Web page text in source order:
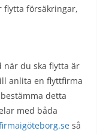
flytta försäkringar,
när du ska flytta är
anlita en flyttfirma
detta
med båda
så